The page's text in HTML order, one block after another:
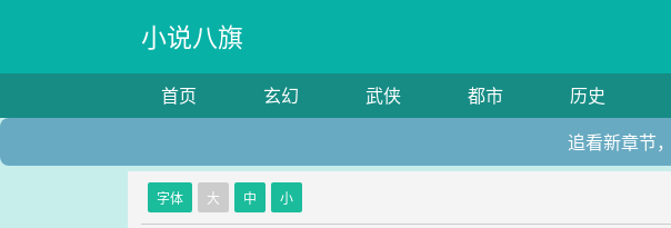
小说八旗
首页 玄幻 武侠 都市 历史
追看新章节
字体 大 中 小